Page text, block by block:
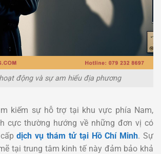
động và sự am hiểu địa phương
kiếm sự hỗ trợ tại khu vực phía Nam,
cực thường hướng về những đơn vị có
cấpdịch vụ thám tử tại Hồ Chí Minh. Sự
tại trung tâm kinh tế này đảm bảo khả